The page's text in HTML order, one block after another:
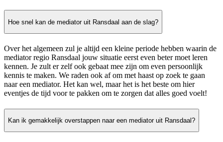
Hoe snel kan de mediator uit Ransdaal aan de slag?
Over het algemeen zul je altijd een kleine periode hebben waarin de
mediator regio Ransdaal jouw situatie eerst even beter moet leren
kennen. Je zult er zelf ook gebaat mee zijn om even persoonlijk
kennis te maken. We raden ook af om met haast op zoek te gaan
naar een mediator. Het kan wel, maar het is het beste om hier
eventjes de tijd voor te pakken om te zorgen dat alles goed voelt!
Kan ik gemakkelijk overstappen naar een mediator uit Ransdaal?